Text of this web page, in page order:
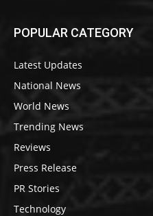
POPULAR CATEGORY
Latest Updates
National News
World News
Trending News
Reviews
Press Release
PR Stories
Technology